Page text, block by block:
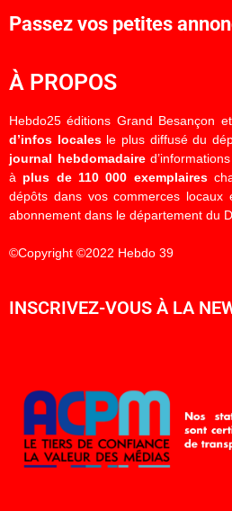
Passez vos petites
À PROPOS
Hebdo25 éditions Grand Besançon
d’infos localesle plus diffusé du
journal hebdomadaire
à plus de 110 000 exemplaires
dépôts dans vos commerces
abonnement dans le département du
©Copyright ©2022 Hebdo 39
INSCRIVEZ-VOUS À LA